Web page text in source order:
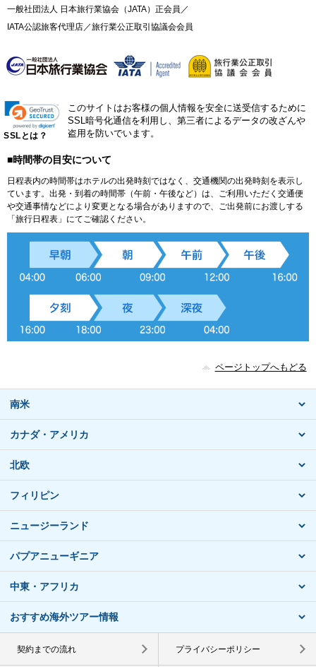
一般社団法人 日本旅行業協会（JATA）正会員／
IATA公認旅客代理店／旅行業公正取引協議会会員
SSLとは？
このサイトはお客様の個人情報を安全に送受信するために
SSL暗号化通信を利用し、第三者によるデータの改ざんや
盗用を防いでいます。
■時間帯の目安について
日程表内の時間帯はホテルの出発時刻ではなく、交通機関の出発時刻を表示し
ています。出発・到着の時間帯（午前・午後など）は、ご利用いただく交通便
や交通事情などにより変更となる場合がありますので、ご出発前にお渡しする
「旅行日程表」にてご確認ください。
ページトップへもどる
南米
カナダ・アメリカ
北欧
フィリピン
ニュージーランド
パプアニューギニア
中東・アフリカ
おすすめ海外ツアー情報
契約までの流れ プライバシーポリシー